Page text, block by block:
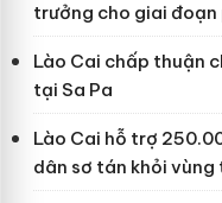
trưởng cho giai
Lào Cai chấp thuận
tại Sa Pa
Lào Cai hỗ trợ
dân sơ tán khỏi